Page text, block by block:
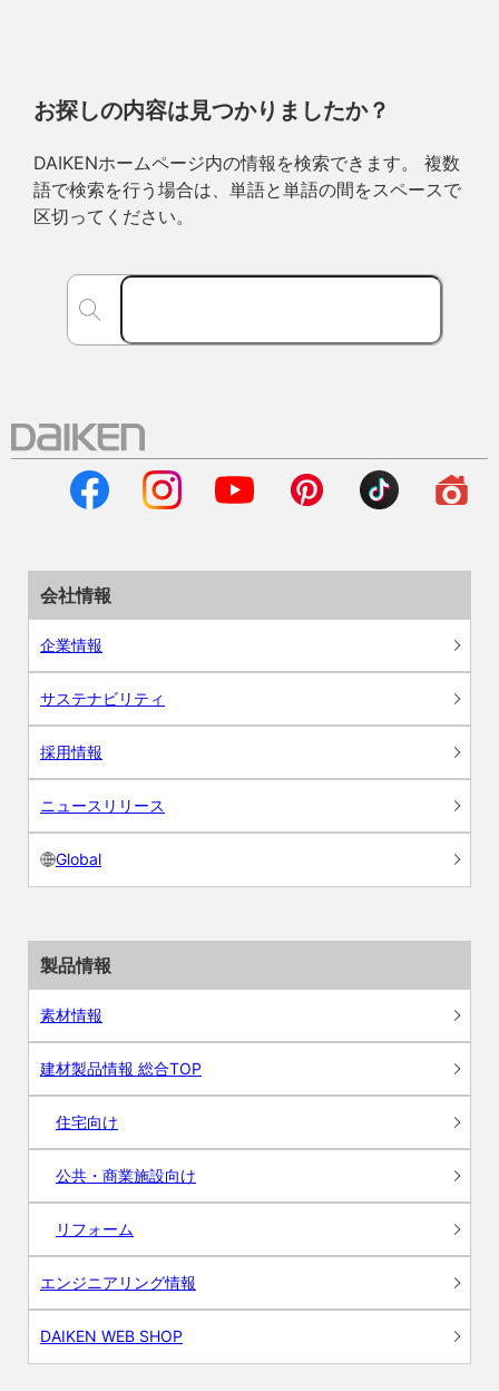
お探しの内容は見つかりましたか？
DAIKENホームページ内の情報を検索できます。 複数
語で検索を行う場合は、単語と単語の間をスペースで
区切ってください。
会社情報
企業情報
サステナビリティ
採用情報
ニュースリリース
Global
製品情報
素材情報
建材製品情報 総合TOP
住宅向け
公共・商業施設向け
リフォーム
エンジニアリング情報
DAIKEN WEB SHOP